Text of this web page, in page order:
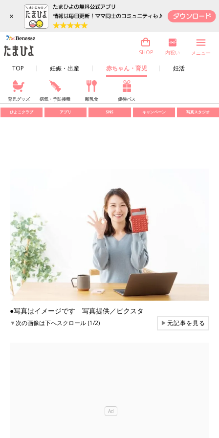
×
TOP 妊娠・出産 赤ちゃん・育児 妊活
SHOP 内祝い メニュー
育児グッズ 病気・予防接種 離乳食 優待パス
ひよこクラブ アプリ SNS キャンペーン 写真スタジオ
●写真はイメージです 写真提供／ピクスタ
▼次の画像は下へスクロール (1/2) ▶元記事を見る